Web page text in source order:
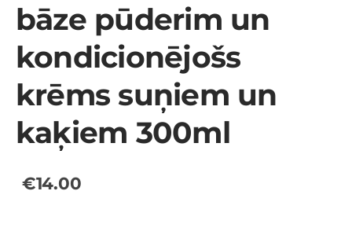
bāze pūderim un
kondicionējošs
krēms suņiem un
kaķiem 300ml
€14.00